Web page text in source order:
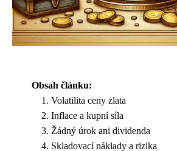
Obsah článku:
Volatilita ceny zlata
Inflace a kupní síla
Žádný úrok ani dividenda
Skladovací náklady a rizika